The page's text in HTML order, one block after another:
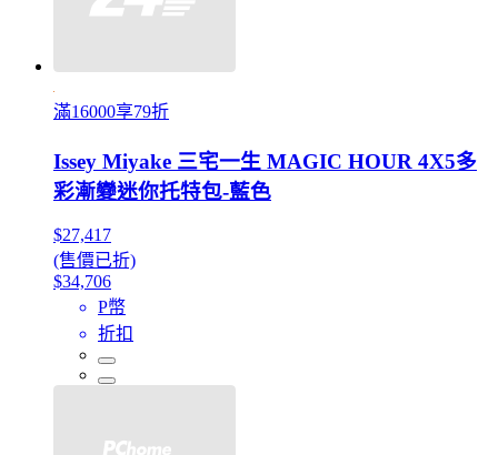
滿16000享79折
Issey Miyake 三宅一生 MAGIC HOUR 4X5多
彩漸變迷你托特包-藍色
$27,417
(售價已折)
$34,706
P幣
折扣